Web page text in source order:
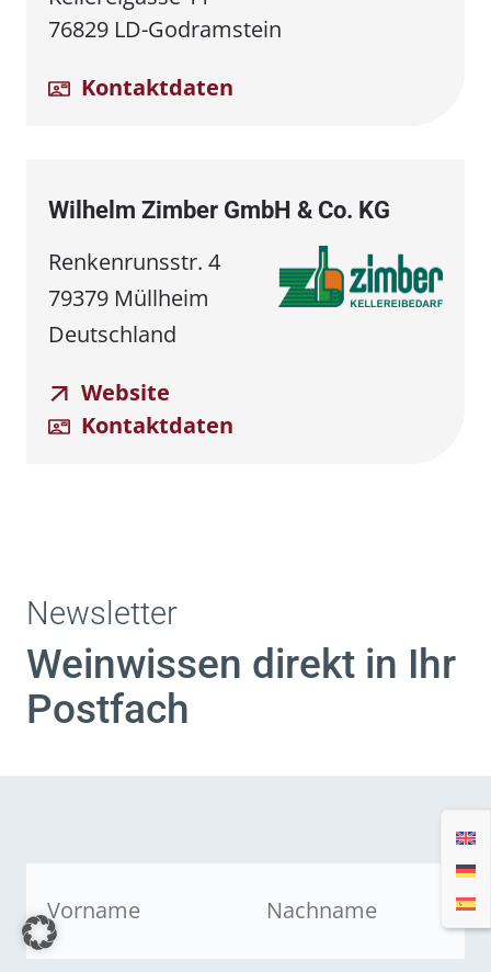
76829 LD-Godramstein
Kontaktdaten
Wilhelm Zimber GmbH & Co. KG
Renkenrunsstr. 4
79379 Müllheim
Deutschland
Website
Kontaktdaten
Newsletter
Weinwissen direkt in Ihr
Postfach